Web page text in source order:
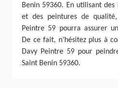
Benin 59360. En utilisant
et des peintures de
Peintre 59 pourra assurer
De ce fait, n’hésitez plus à
Davy Peintre 59 pour
Saint Benin 59360.